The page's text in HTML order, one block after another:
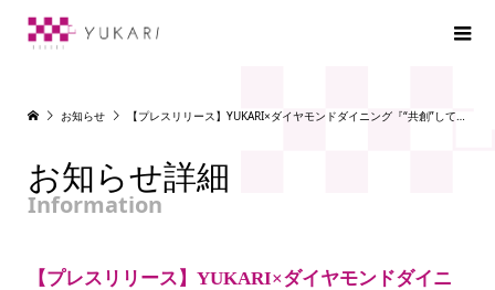
お知らせ 【プレスリリース】YUKARI×ダイヤモンドダイニング『“共創”してお届けする新サービス』ECサイト「魚匠米門」新規開設
お知らせ詳細
Information
【プレスリリース】YUKARI×ダイヤモンドダイニ